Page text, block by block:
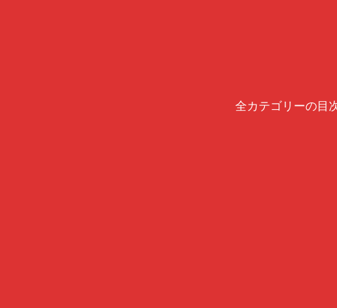
全カテゴリーの目